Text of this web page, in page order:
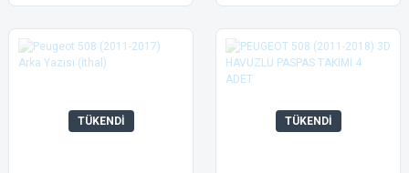
TÜKENDİ TÜKENDİ